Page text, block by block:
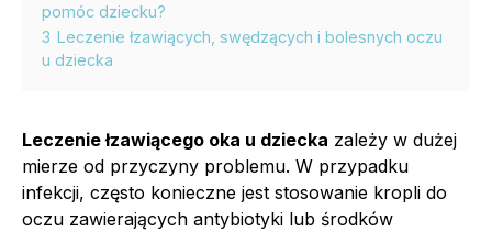
pomóc dziecku?
3 Leczenie łzawiących, swędzących i bolesnych oczu
u dziecka
Leczenie łzawiącego oka u dziecka zależy w dużej
mierze od przyczyny problemu. W przypadku
infekcji, często konieczne jest stosowanie kropli do
oczu zawierających antybiotyki lub środków